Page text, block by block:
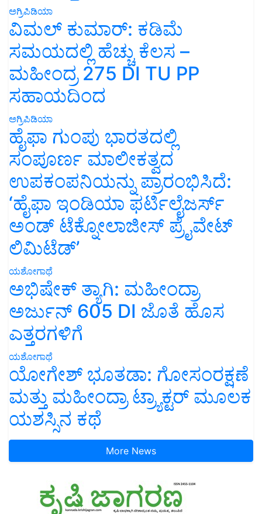
ಅಗ್ರಿಪಿಡಿಯಾ
ವಿಮಲ್ ಕುಮಾರ್: ಕಡಿಮೆ
ಸಮಯದಲ್ಲಿ ಹೆಚ್ಚು ಕೆಲಸ –
ಮಹೀಂದ್ರ 275 DI TU PP
ಸಹಾಯದಿಂದ
ಅಗ್ರಿಪಿಡಿಯಾ
ಹೈಫಾ ಗುಂಪು ಭಾರತದಲ್ಲಿ
ಸಂಪೂರ್ಣ ಮಾಲೀಕತ್ವದ
ಉಪಕಂಪನಿಯನ್ನು ಪ್ರಾರಂಭಿಸಿದೆ:
‘ಹೈಫಾ ಇಂಡಿಯಾ ಫರ್ಟಿಲೈಜರ್ಸ್
ಅಂಡ್ ಟೆಕ್ನೋಲಾಜೀಸ್ ಪ್ರೈವೇಟ್
ಲಿಮಿಟೆಡ್’
ಯಶೋಗಾಥೆ
ಅಭಿಷೇಕ್ ತ್ಯಾಗಿ: ಮಹೀಂದ್ರಾ
ಅರ್ಜುನ್ 605 DI ಜೊತೆ ಹೊಸ
ಎತ್ತರಗಳಿಗೆ
ಯಶೋಗಾಥೆ
ಯೋಗೇಶ್ ಭೂತಡಾ: ಗೋಸಂರಕ್ಷಣೆ
ಮತ್ತು ಮಹೀಂದ್ರಾ ಟ್ರ್ಯಾಕ್ಟರ್ ಮೂಲಕ
ಯಶಸ್ಸಿನ ಕಥೆ
More News